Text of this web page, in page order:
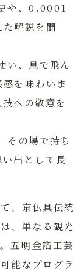
や、0.0001
解説を聞
い、息で飛ん
を味わいま
への敬意を
その場で持ち
出として長
、京仏具伝統
、単なる観光
五明金箔工芸
能なプログラ